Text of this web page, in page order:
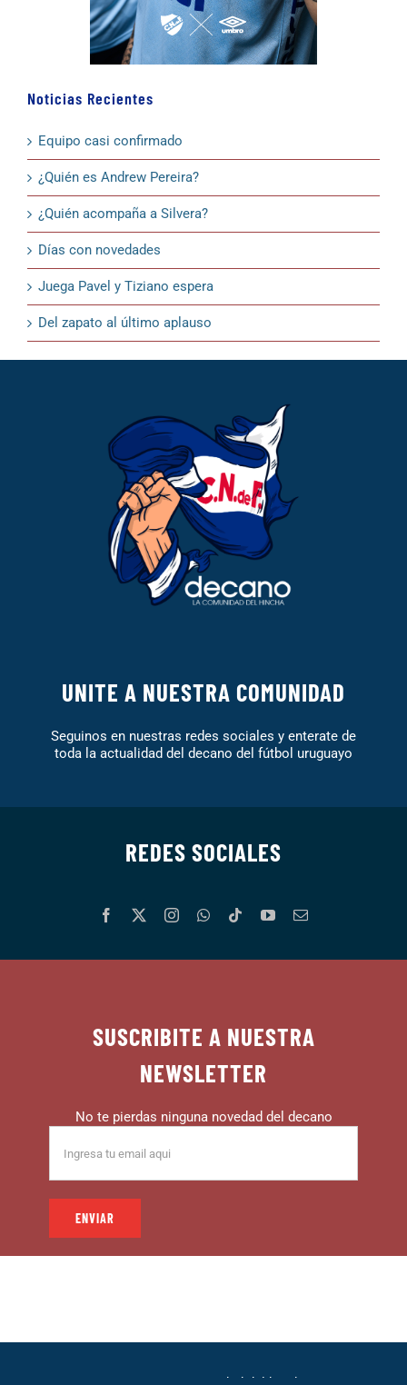
Noticias Recientes
Equipo casi confirmado
¿Quién es Andrew Pereira?
¿Quién acompaña a Silvera?
Días con novedades
Juega Pavel y Tiziano espera
Del zapato al último aplauso
UNITE A NUESTRA COMUNIDAD
Seguinos en nuestras redes sociales y enterate de
toda la actualidad del decano del fútbol uruguayo
REDES SOCIALES
SUSCRIBITE A NUESTRA
NEWSLETTER
No te pierdas ninguna novedad del decano